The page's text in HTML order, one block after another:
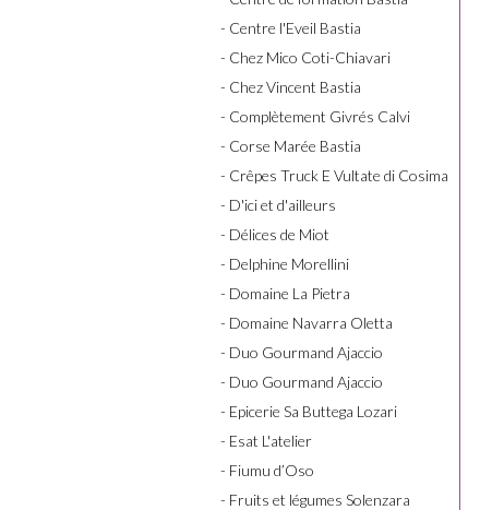
- Centre l'Eveil Bastia
- Chez Mico Coti-Chiavari
- Chez Vincent Bastia
- Complètement Givrés Calvi
- Corse Marée Bastia
- Crêpes Truck E Vultate di Cosima
- D'ici et d'ailleurs
- Délices de Miot
- Delphine Morellini
- Domaine La Pietra
- Domaine Navarra Oletta
- Duo Gourmand Ajaccio
- Duo Gourmand Ajaccio
- Epicerie Sa Buttega Lozari
- Esat L'atelier
- Fiumu d’Oso
- Fruits et légumes Solenzara